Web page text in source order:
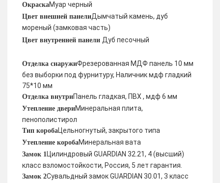
ОкраскаМуар черный
Цвет внешней панелиДымчатый камень, дуб
мореный (замковая часть)
Цвет внутренней панели Дуб песочный
Отделка снаружиФрезерованная МДФ панель 10 мм
без выборки под фурнитуру, Наличник мдф гладкий
75*10 мм
Отделка внутриПанель гладкая, ПВХ , мдф 6 мм
Утепление двериМинеральная плита,
пенополистирол
Тип коробаЦельногнутый, закрытого типа
Утепление коробаМинеральная вата
Замок 1Цилиндровый GUARDIAN 32.21, 4 (высший)
класс взломостойкости, Россия, 5 лет гарантия.
Замок 2Сувальдный замок GUARDIAN 30.01, 3 класс